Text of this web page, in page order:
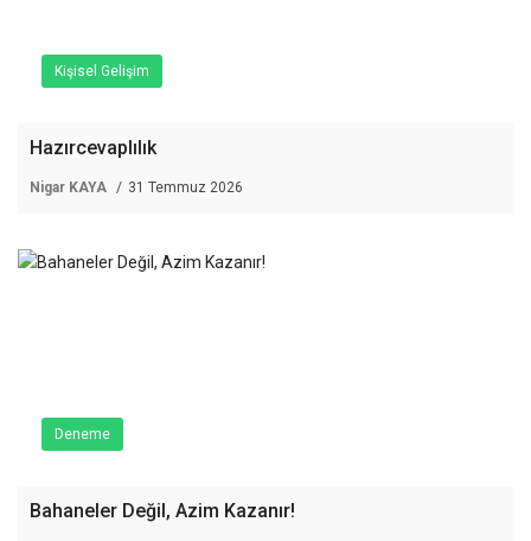
Kişisel Gelişim
Hazırcevaplılık
Nigar KAYA 31 Temmuz 2026
Deneme
Bahaneler Değil, Azim Kazanır!